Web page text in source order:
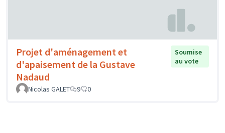
Projet d'aménagement et
d'apaisement de la Gustave
Nadaud
Soumise
au vote
Nicolas GALET 9 0